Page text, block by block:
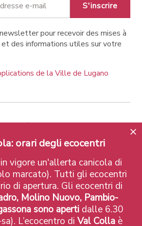
S'inscrire
pour recevoir des mises à
des informations utiles sur votre
de la Ville de Lugano
Avis légal
Labels et Distinctions
orari degli ecocentri
vigore un'allerta canicola di
marcato). Tutti gli ecocentri
di apertura. Gli ecocentri di
Molino Nuovo, Pambio-
sono aperti dalle 6.30
L’ecocentro di Val Colla è